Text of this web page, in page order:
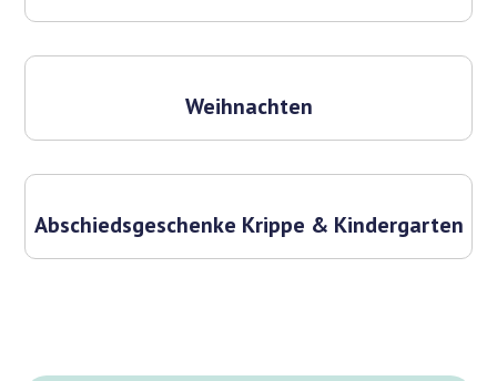
Weihnachten
Abschiedsgeschenke Krippe & Kindergarten